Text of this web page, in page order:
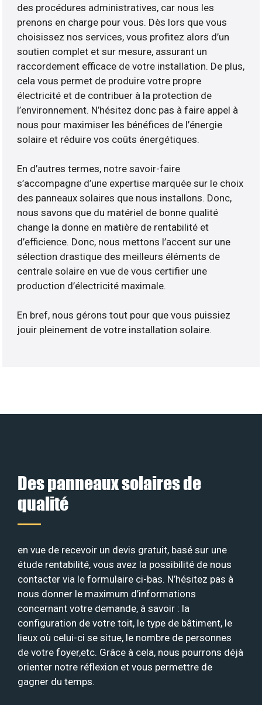
des procédures administratives, car nous les
prenons en charge pour vous. Dès lors que vous
choisissez nos services, vous profitez alors d’un
soutien complet et sur mesure, assurant un
raccordement efficace de votre installation. De plus,
cela vous permet de produire votre propre
électricité et de contribuer à la protection de
l’environnement. N’hésitez donc pas à faire appel à
nous pour maximiser les bénéfices de l’énergie
solaire et réduire vos coûts énergétiques.
En d’autres termes, notre savoir-faire
s’accompagne d’une expertise marquée sur le choix
des panneaux solaires que nous installons. Donc,
nous savons que du matériel de bonne qualité
change la donne en matière de rentabilité et
d’efficience. Donc, nous mettons l’accent sur une
sélection drastique des meilleurs éléments de
centrale solaire en vue de vous certifier une
production d’électricité maximale.
En bref, nous gérons tout pour que vous puissiez
jouir pleinement de votre installation solaire.
Des panneaux solaires de
qualité
en vue de recevoir un devis gratuit, basé sur une
étude rentabilité, vous avez la possibilité de nous
contacter via le formulaire ci-bas. N’hésitez pas à
nous donner le maximum d’informations
concernant votre demande, à savoir : la
configuration de votre toit, le type de bâtiment, le
lieux où celui-ci se situe, le nombre de personnes
de votre foyer,etc. Grâce à cela, nous pourrons déjà
orienter notre réflexion et vous permettre de
gagner du temps.